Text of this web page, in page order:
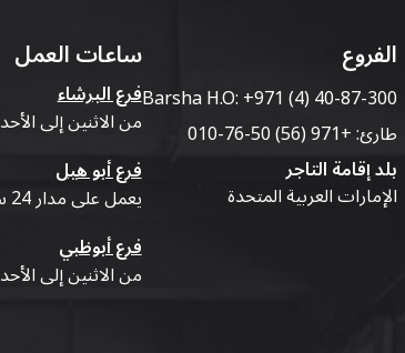
الفروع
Barsha H.O:+971 (4) 40-87-300
طارئ:+971 (56) 50-76-010
بلد إقامة التاجر
الإمارات العربية المتحدة
ساعات العمل
فرع البرشاء
من الاثنين إلى الأحد من الساعة
فرع أبو هيل
يعمل على مدار 24 ساعة
فرع أبوظبي
من الاثنين إلى الأحد من الساعة